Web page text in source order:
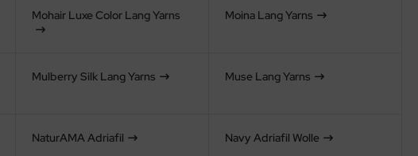
Mohair Luxe Color Lang Yarns Moina Lang Yarns
Mulberry Silk Lang Yarns Muse Lang Yarns
NaturAMA Adriafil Navy Adriafil Wolle